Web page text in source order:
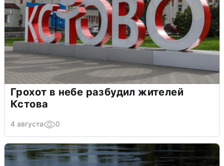
Грохот в небе разбудил жителей
Кстова
4 августа 0